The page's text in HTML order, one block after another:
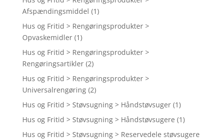
Afspændingsmiddel (1)
Hus og Fritid > Rengøringsprodukter >
Opvaskemidler (1)
Hus og Fritid > Rengøringsprodukter >
Rengøringsartikler (2)
Hus og Fritid > Rengøringsprodukter >
Universalrengøring (2)
Hus og Fritid > Støvsugning > Håndstøvsuger (1)
Hus og Fritid > Støvsugning > Håndstøvsugere (1)
Hus og Fritid > Støvsugning > Reservedele støvsugere